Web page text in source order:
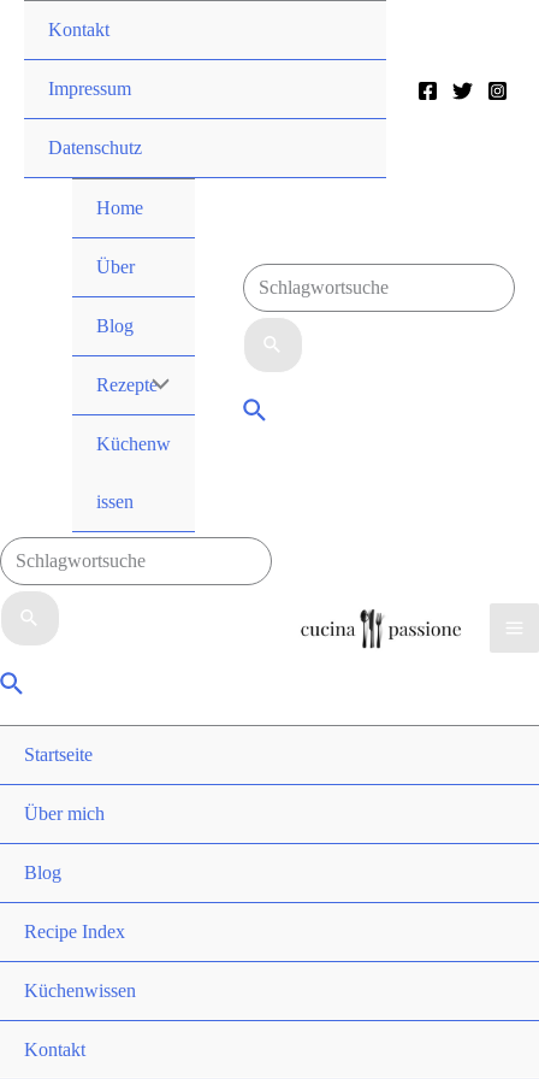
springen
Kontakt
Impressum
Datenschutz
Home
Über
Blog
RezepteMenü
Umschalten
Küchenw
issen
Suchen
nach:
Suche
Suchen
nach:
Suche
Startseite
Über mich
Blog
Recipe Index
Küchenwissen
Kontakt